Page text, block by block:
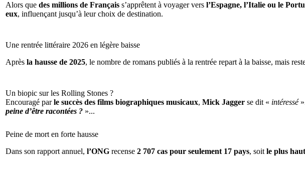
Alors que des millions de Français s’apprêtent à voyager vers l’Espagne, l’Italie ou le
eux, influençant jusqu’à leur choix de destination.
Une rentrée littéraire 2026 en légère baisse
Après la hausse de 2025, le nombre de romans publiés à la rentrée repart à la baisse, mais
Un biopic sur les Rolling Stones ?
Encouragé parle succès des films biographiques musicaux, Mick Jagger se dit « intéressé
peine d’être racontées ? »...
Peine de mort en forte hausse
Dans son rapport annuel, l’ONG recense 2 707 cas pour seulement 17 pays, soit le plus